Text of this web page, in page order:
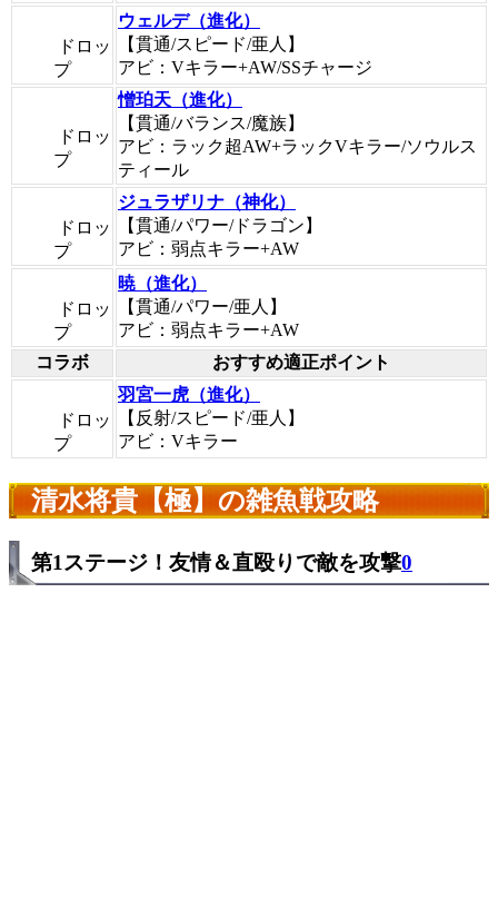
ドロッ
プ
ウェルデ（進化）
【貫通/スピード/亜人】
アビ：Vキラー+AW/SSチャージ
ドロッ
プ
憎珀天（進化）
【貫通/バランス/魔族】
アビ：ラック超AW+ラックVキラー/ソウルス
ティール
ドロッ
プ
ジュラザリナ（神化）
【貫通/パワー/ドラゴン】
アビ：弱点キラー+AW
ドロッ
プ
暁（進化）
【貫通/パワー/亜人】
アビ：弱点キラー+AW
コラボ
おすすめ適正ポイント
ドロッ
プ
羽宮一虎（進化）
【反射/スピード/亜人】
アビ：Vキラー
清水将貴【極】の雑魚戦攻略
第1ステージ！友情＆直殴りで敵を攻撃0